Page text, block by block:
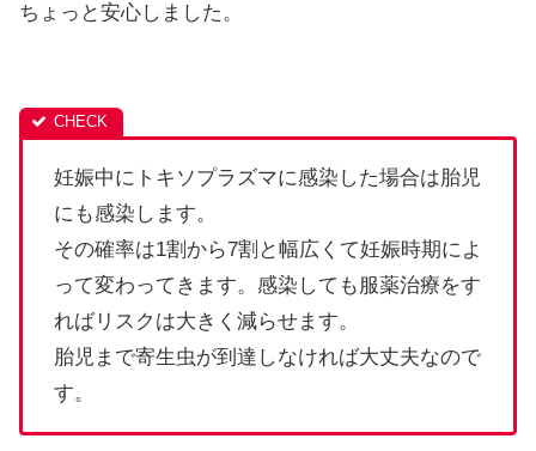
ちょっと安心しました。
妊娠中にトキソプラズマに感染した場合は胎児
にも感染します。
その確率は1割から7割と幅広くて妊娠時期によ
って変わってきます。感染しても服薬治療をす
ればリスクは大きく減らせます。
胎児まで寄生虫が到達しなければ大丈夫なので
す。